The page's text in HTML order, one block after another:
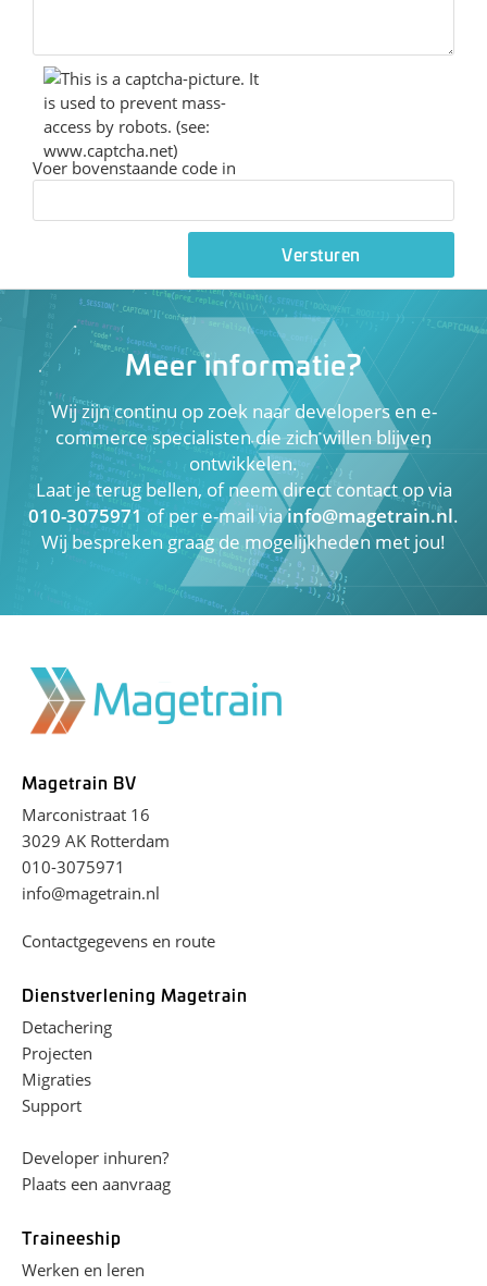
Voer bovenstaande code in
Meer informatie?
Wij zijn continu op zoek naar developers en e-
commerce specialisten die zich willen blijven
ontwikkelen.
Laat je terug bellen, of neem direct contact op via
010-3075971 of per e-mail viainfo@magetrain.nl.
Wij bespreken graag de mogelijkheden met jou!
Magetrain BV
Marconistraat 16
3029 AK Rotterdam
010-3075971
info@magetrain.nl
Contactgegevens en route
Dienstverlening Magetrain
Detachering
Projecten
Migraties
Support
Developer inhuren?
Plaats een aanvraag
Traineeship
Werken en leren